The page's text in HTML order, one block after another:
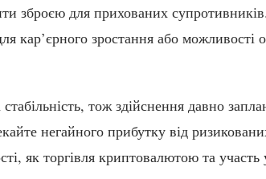
зброєю для прихованих
кар’єрного зростання або можливості
тож здійснення давно
негайного прибутку від
як торгівля криптовалютою та